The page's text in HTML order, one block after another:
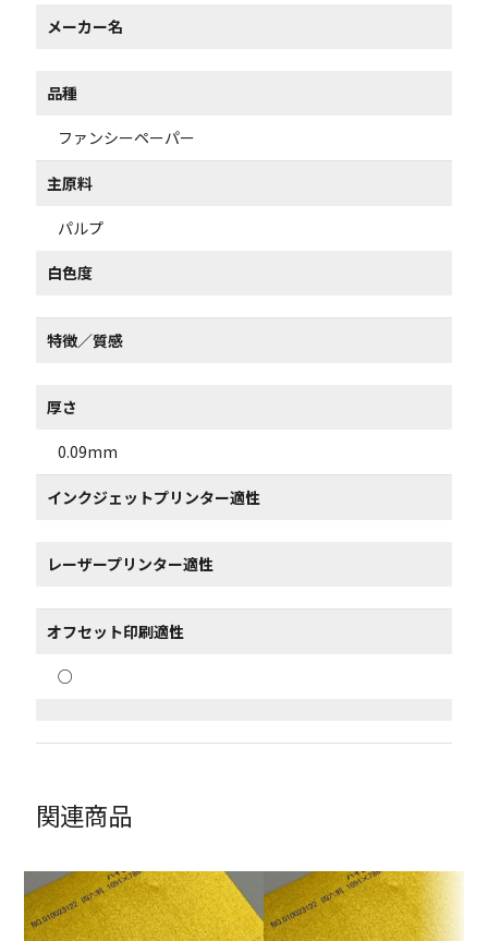
メーカー名
品種
ファンシーペーパー
主原料
パルプ
白色度
特徴／質感
厚さ
0.09mm
インクジェットプリンター適性
レーザープリンター適性
オフセット印刷適性
○
関連商品